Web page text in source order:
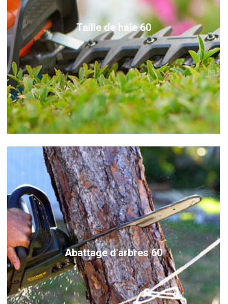
Taille de haie 60
Abattage d'arbres 60